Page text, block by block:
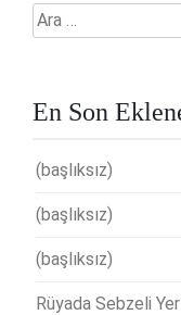
Arama:
En Son
(başlıksız)
(başlıksız)
(başlıksız)
Rüyada Sebzeli